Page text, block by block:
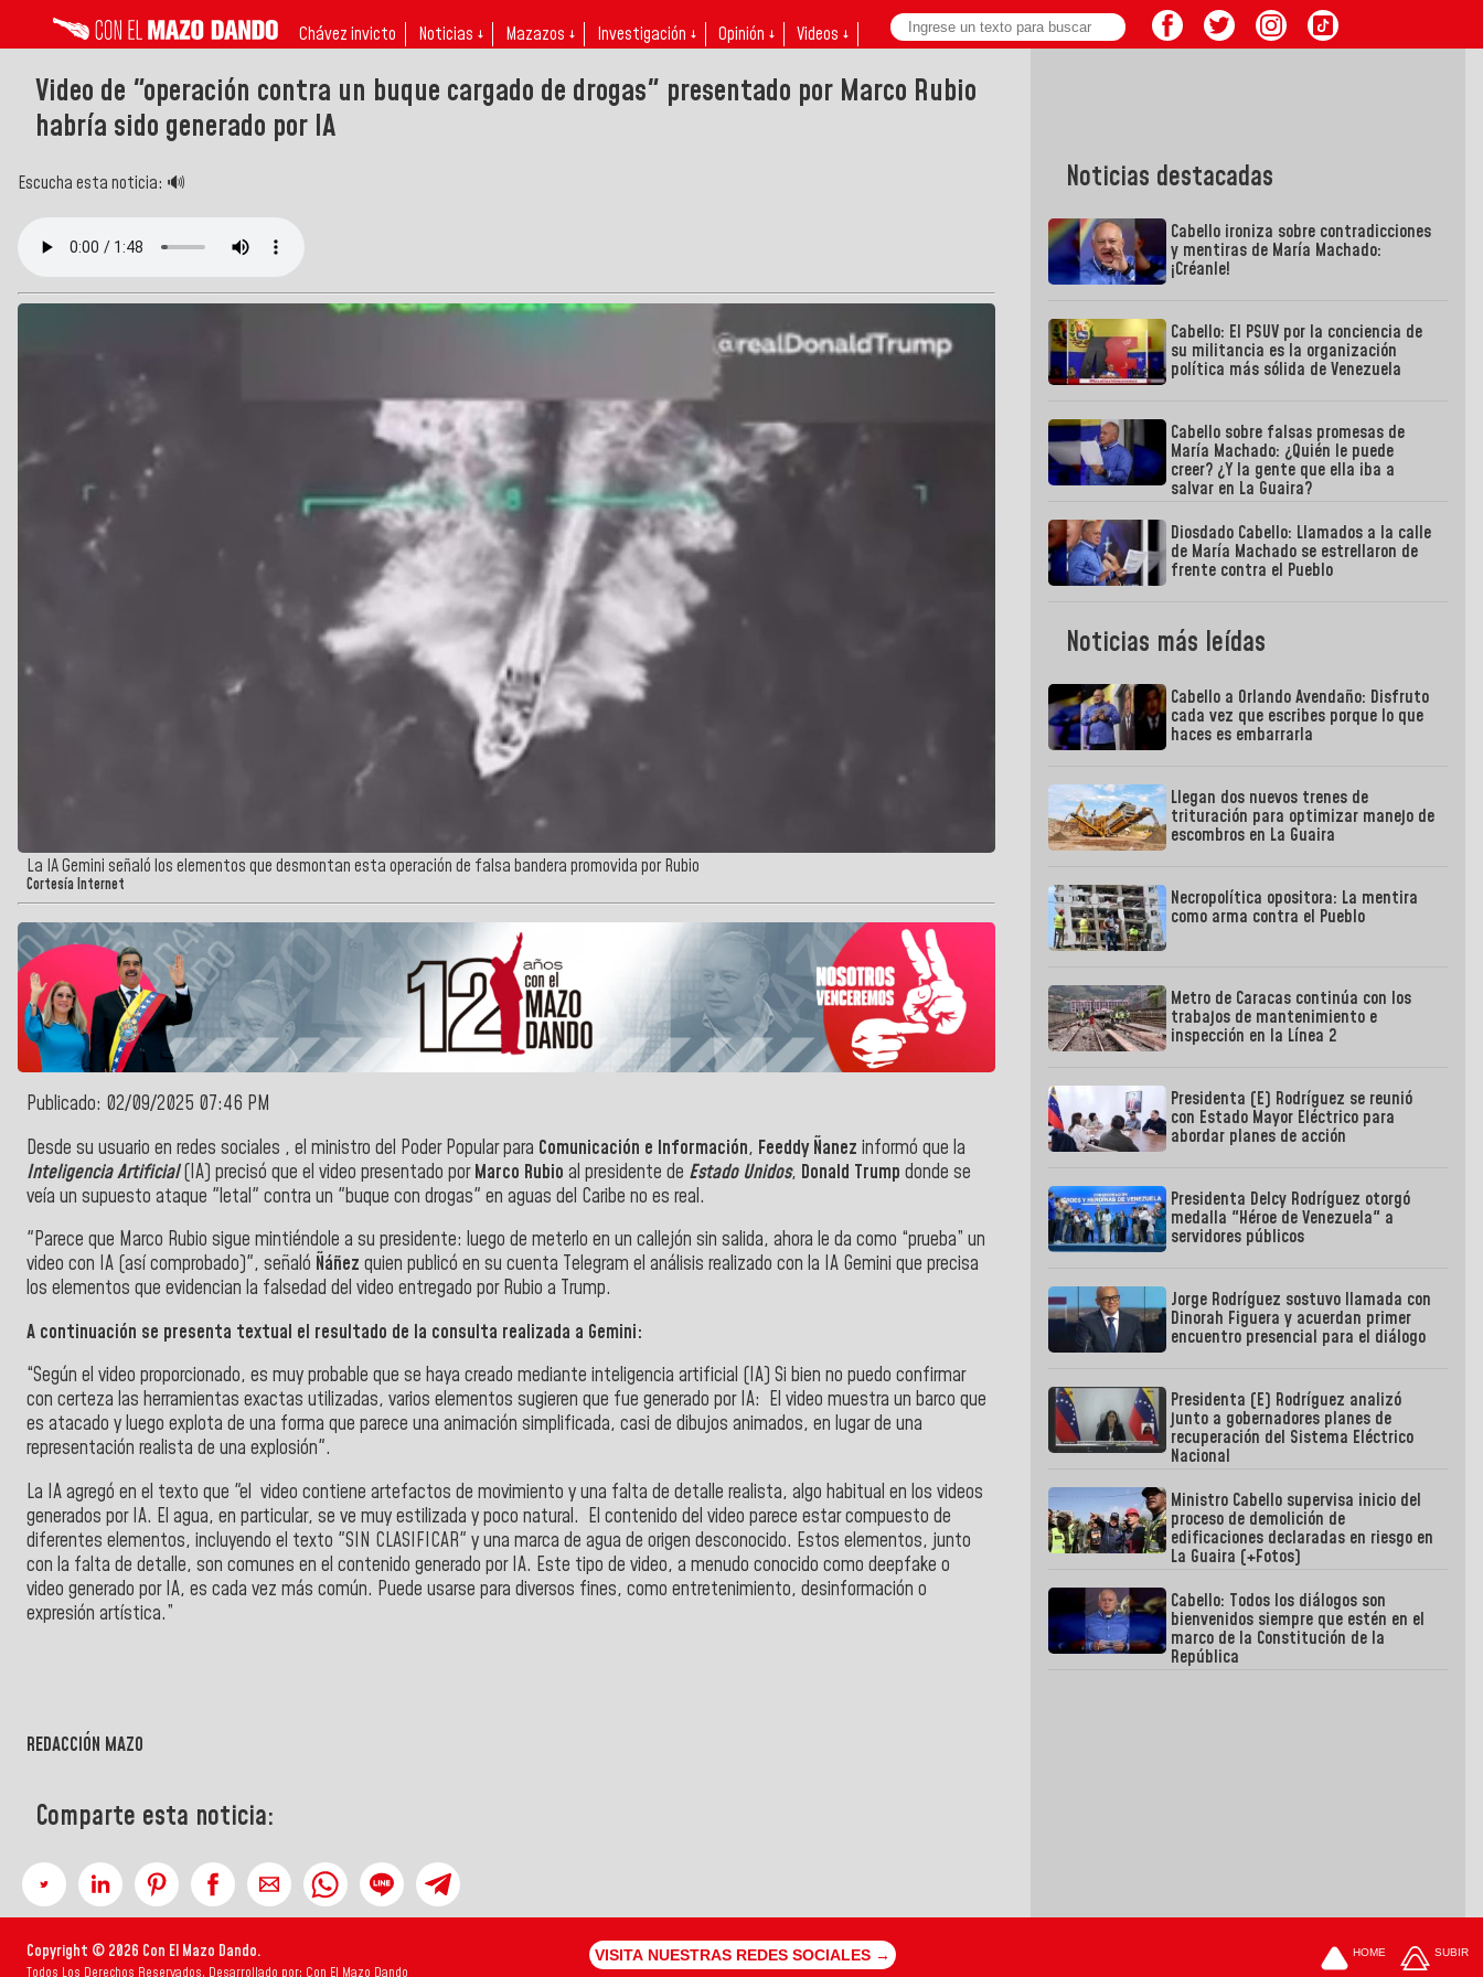
Chávez invicto Noticias ↓ Mazazos ↓ Investigación ↓ Opinión ↓ Videos ↓
Video de "operación contra un buque cargado de drogas" presentado por Marco Rubio
habría sido generado por IA
Escucha esta noticia: 🔊
La IA Gemini señaló los elementos que desmontan esta operación de falsa bandera promovida por Rubio
Cortesía Internet
Publicado: 02/09/2025 07:46 PM
Desde su usuario en redes sociales , el ministro del Poder Popular para Comunicación e Información, Feeddy Ñanez informó que la
Inteligencia Artificial(IA) precisó que el video presentado porMarco Rubio al presidente de Estado Unidos, Donald Trump donde se
veía un supuesto ataque "letal" contra un "buque con drogas" en aguas del Caribe no es real.
"Parece que Marco Rubio sigue mintiéndole a su presidente: luego de meterlo en un callejón sin salida, ahora le da como “prueba” un
video con IA (así comprobado)", señaló Ñáñez quien publicó en su cuenta Telegram el análisis realizado con la IA Gemini que precisa
los elementos que evidencian la falsedad del video entregado por Rubio a Trump.
A continuación se presenta textual el resultado de la consulta realizada a Gemini:
“Según el video proporcionado, es muy probable que se haya creado mediante inteligencia artificial (IA) Si bien no puedo confirmar
con certeza las herramientas exactas utilizadas, varios elementos sugieren que fue generado por IA: El video muestra un barco que
es atacado y luego explota de una forma que parece una animación simplificada, casi de dibujos animados, en lugar de una
representación realista de una explosión".
La IA agregó en el texto que "el video contiene artefactos de movimiento y una falta de detalle realista, algo habitual en los videos
generados por IA. El agua, en particular, se ve muy estilizada y poco natural. El contenido del video parece estar compuesto de
diferentes elementos, incluyendo el texto "SIN CLASIFICAR" y una marca de agua de origen desconocido. Estos elementos, junto
con la falta de detalle, son comunes en el contenido generado por IA. Este tipo de video, a menudo conocido como deepfake o
video generado por IA, es cada vez más común. Puede usarse para diversos fines, como entretenimiento, desinformación o
expresión artística.”
REDACCIÓN MAZO
Comparte esta noticia:
Noticias destacadas
Cabello ironiza sobre contradicciones
y mentiras de María Machado:
¡Créanle!
Cabello: El PSUV por la conciencia de
su militancia es la organización
política más sólida de Venezuela
Cabello sobre falsas promesas de
María Machado: ¿Quién le puede
creer? ¿Y la gente que ella iba a
salvar en La Guaira?
Diosdado Cabello: Llamados a la calle
de María Machado se estrellaron de
frente contra el Pueblo
Noticias más leídas
Cabello a Orlando Avendaño: Disfruto
cada vez que escribes porque lo que
haces es embarrarla
Llegan dos nuevos trenes de
trituración para optimizar manejo de
escombros en La Guaira
Necropolítica opositora: La mentira
como arma contra el Pueblo
Metro de Caracas continúa con los
trabajos de mantenimiento e
inspección en la Línea 2
Presidenta (E) Rodríguez se reunió
con Estado Mayor Eléctrico para
abordar planes de acción
Presidenta Delcy Rodríguez otorgó
medalla "Héroe de Venezuela" a
servidores públicos
Jorge Rodríguez sostuvo llamada con
Dinorah Figuera y acuerdan primer
encuentro presencial para el diálogo
Presidenta (E) Rodríguez analizó
junto a gobernadores planes de
recuperación del Sistema Eléctrico
Nacional
Ministro Cabello supervisa inicio del
proceso de demolición de
edificaciones declaradas en riesgo en
La Guaira (+Fotos)
Cabello: Todos los diálogos son
bienvenidos siempre que estén en el
marco de la Constitución de la
República
Copyright © 2026 Con El Mazo Dando.
Todos Los Derechos Reservados. Desarrollado por: Con El Mazo Dando
VISITA NUESTRAS REDES SOCIALES → HOME SUBIR